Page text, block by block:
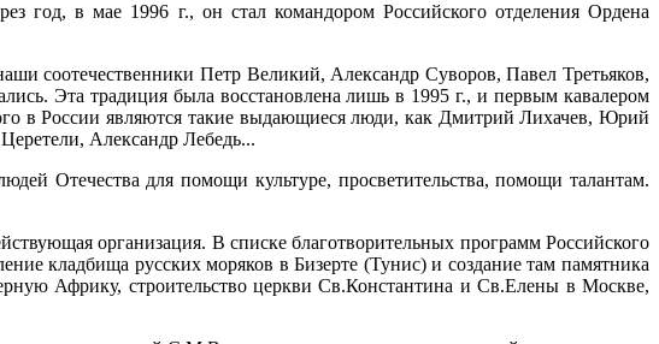
год, в мае 1996 г., он стал командором Российского отделения Ордена
соотечественники Петр Великий, Александр Суворов, Павел Третьяков,
Эта традиция была восстановлена лишь в 1995 г., и первым кавалером
в России являются такие выдающиеся люди, как Дмитрий Лихачев, Юрий
Александр Лебедь...
Отечества для помощи культуре, просветительства, помощи талантам.
организация. В списке благотворительных программ Российского
кладбища русских моряков в Бизерте (Тунис) и создание там памятника
Африку, строительство церкви Св.Константина и Св.Елены в Москве,